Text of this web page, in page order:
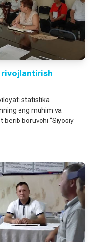
rivojlantirish
statistika
eng muhim va
berib boruvchi “Siyosiy